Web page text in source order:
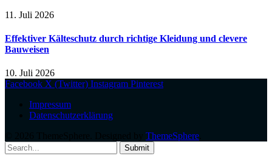
11. Juli 2026
Effektiver Kälteschutz durch richtige Kleidung und clevere
Bauweisen
10. Juli 2026
Facebook X (Twitter) Instagram Pinterest
Impressum
Datenschutzerklärung
ThemeSphere
Submit